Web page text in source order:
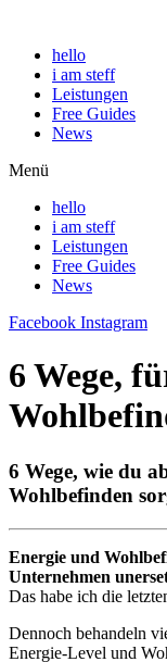
hello
i am steff
Leistungen
Free Guides
News
Menü
hello
i am steff
Leistungen
Free Guides
News
Facebook Instagram
6 Wege,
6 Wege, wie du
Wohlbefinden
Energie und
Unternehmen
Das habe ich die
Dennoch behandeln
Energie-Level und